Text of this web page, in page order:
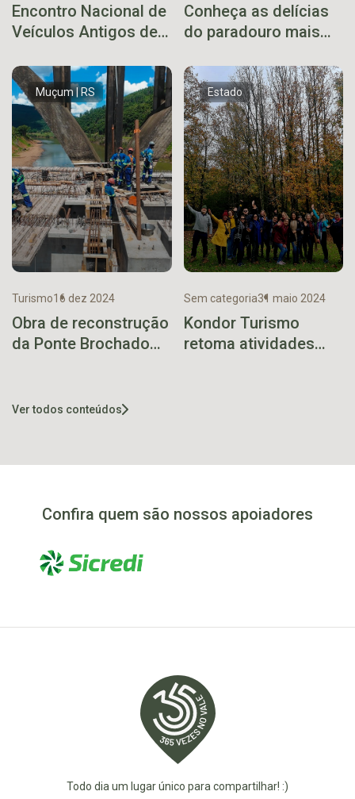
Encontro Nacional de
Veículos Antigos de
sexta-feira
Conheça as delícias
do paradouro mais
Muçum | RS
Turismo16 dez 2024
Obra de reconstrução
da Ponte Brochado
Estado
Sem categoria31 maio 2024
Kondor Turismo
retoma atividades
Ver todos conteúdos
Confira quem são nossos apoiadores
Todo dia um lugar único para compartilhar! :)